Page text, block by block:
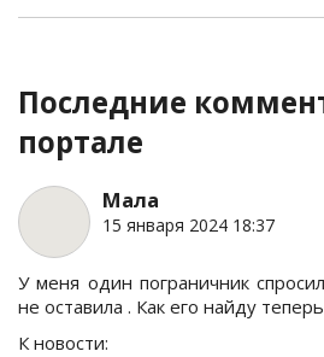
Последние
портале
Мала
15 января 2024 18:37
У меня один пограничник
не оставила . Как его найду теперь
К новости: